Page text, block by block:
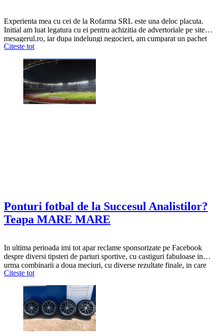
Experienta mea cu cei de la Rofarma SRL este una deloc placuta.
Initial am luat legatura cu ei pentru achizitia de advertoriale pe site-ul
mesagerul.ro, iar dupa indelungi negocieri, am cumparat un pachet
de advertoriale pentru a le vinde mai departe clientilor mei. Mare mi-
Citeste tot
Ponturi fotbal de la Succesul Analistilor?
Teapa MARE MARE
In ultima perioada imi tot apar reclame sponsorizate pe Facebook
despre diversi tipsteri de pariuri sportive, cu castiguri fabuloase in
urma combinarii a doua meciuri, cu diverse rezultate finale, in care
cota unui meci e intre 4 si 5 virgula ceva, deci cota celor doua
Citeste tot